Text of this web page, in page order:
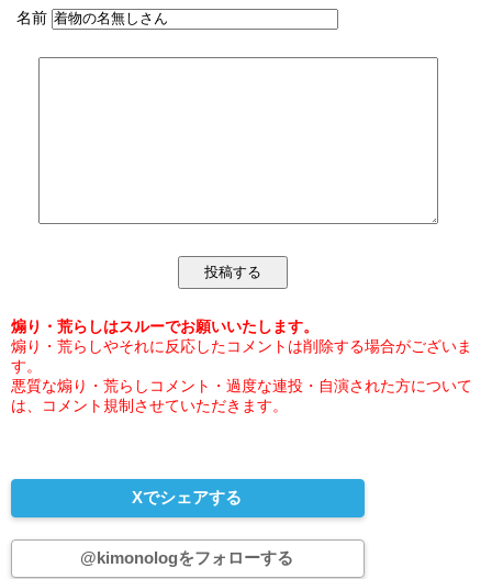
名前
煽り・荒らしはスルーでお願いいたします。
煽り・荒らしやそれに反応したコメントは削除する場合がございま
す。
悪質な煽り・荒らしコメント・過度な連投・自演された方について
は、コメント規制させていただきます。
Xでシェアする
@kimonologをフォローする